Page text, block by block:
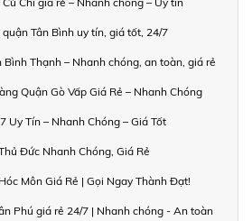
Tân Bình uy tín, giá tốt, 24/7
Thạnh – Nhanh chóng, an toàn, giá rẻ
Quận Gò Vấp Giá Rẻ – Nhanh Chóng
Uy Tín – Nhanh Chóng – Giá Tốt
Đức Nhanh Chóng, Giá Rẻ
Môn Giá Rẻ | Gọi Ngay Thành Đạt!
Phú giá rẻ 24/7 | Nhanh chóng - An toàn